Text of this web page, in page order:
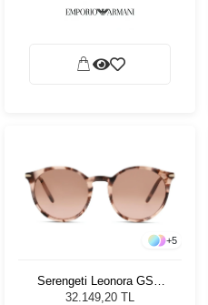
+5
Serengeti Leonora GSG
8839 Kadın Güneş Gözlüğü
32.149,20 TL